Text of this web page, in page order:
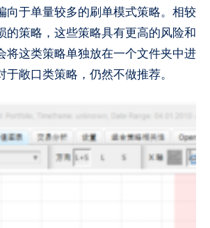
向于单量较多的刷单模式策略。相较
的策略，这些策略具有更高的风险和
将这类策略单独放在一个文件夹中进
于敞口类策略，仍然不做推荐。